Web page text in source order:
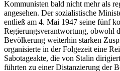
Kommunisten bald nicht mehr als
angesehen. Der sozialistische
entließ am 4. Mai 1947 seine fünf
Regierungsverantwortung, obwohl
Bevölkerung weiterhin starken
organisierte in der Folgezeit eine
Sabotageakte, die von Stalin
führten zu einer Distanzierung der